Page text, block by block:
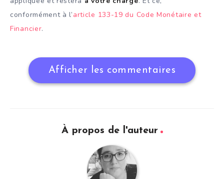
conformément à l’article 133-19 du Code Monétaire et
Financier.
Afficher les commentaires
À propos de l'auteur